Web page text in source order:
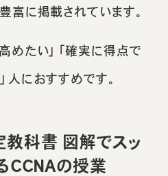
富に掲載されています。
めたい」「確実に得点で
人におすすめです。
教科書 図解でスッ
CCNAの授業